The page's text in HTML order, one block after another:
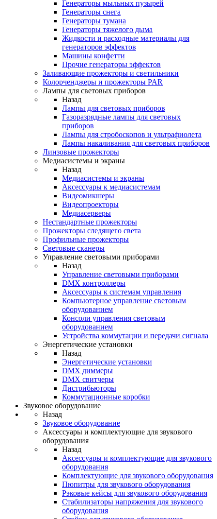
Генераторы мыльных пузырей
Генераторы снега
Генераторы тумана
Генераторы тяжелого дыма
Жидкости и расходные материалы для
генераторов эффектов
Машины конфетти
Прочие генераторы эффектов
Заливающие прожекторы и светильники
Колорченджеры и прожекторы PAR
Лампы для световых приборов
Назад
Лампы для световых приборов
Газоразрядные лампы для световых
приборов
Лампы для стробоскопов и ультрафиолета
Лампы накаливания для световых приборов
Линзовые прожекторы
Медиасистемы и экраны
Назад
Медиасистемы и экраны
Аксессуары к медиасистемам
Видеомикшеры
Видеопроекторы
Медиасерверы
Нестандартные прожекторы
Прожекторы следящего света
Профильные прожекторы
Световые сканеры
Управление световыми приборами
Назад
Управление световыми приборами
DMX контроллеры
Аксессуары к системам управления
Компьютерное управление световым
оборудованием
Консоли управления световым
оборудованием
Устройства коммутации и передачи сигнала
Энергетические установки
Назад
Энергетические установки
DMX диммеры
DMX свитчеры
Дистрибьюторы
Коммутационные коробки
Звуковое оборудование
Назад
Звуковое оборудование
Аксессуары и комплектующие для звукового
оборудования
Назад
Аксессуары и комплектующие для звукового
оборудования
Комплектующие для звукового оборудования
Пюпитры для звукового оборудования
Рэковые кейсы для звукового оборудования
Стабилизаторы напряжения для звукового
оборудования